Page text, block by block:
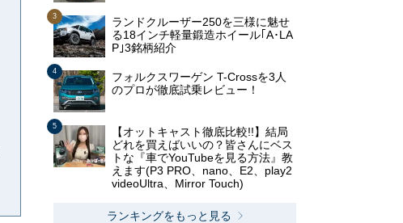
ランドクルーザー250を三様に魅せ
る18インチ軽量鍛造ホイール｢A･LA
P｣3銘柄紹介
フォルクスワーゲン T-Crossを3人
のプロが徹底試乗レビュー！
【オットキャスト徹底比較!!】結局
どれを買えばいいの？皆さんにベス
トな『車でYouTubeを見る方法』教
えます(P3 PRO、nano、E2、play2
videoUltra、Mirror Touch)
ランキングをもっと見る